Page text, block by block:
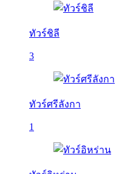
ทัวร์ชิลี
3
ทัวร์ศรีลังกา
1